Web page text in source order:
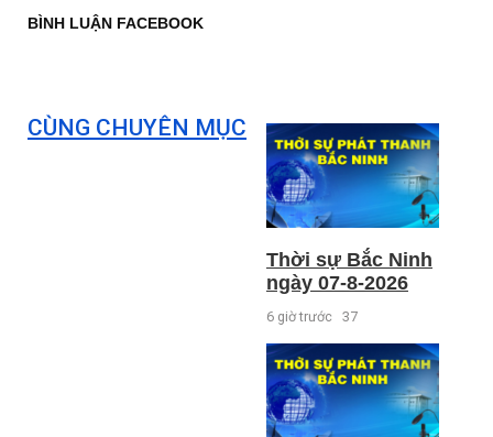
BÌNH LUẬN FACEBOOK
CÙNG CHUYÊN MỤC
Thời sự Bắc Ninh
ngày 07-8-2026
6 giờ trước 37